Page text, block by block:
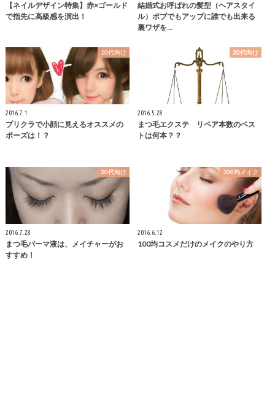
【ネイルデザイン特集】赤×ゴールド
で指先に高級感を演出！
結婚式お呼ばれの髪型（ヘアスタイ
ル）ボブでもアップに誰でも出来る
裏ワザを…
10代向け
2016.7.1
プリクラで小顔に見えるオススメの
ポーズは！？
20代向け
2016.5.28
まつ毛エクステ リペア本数のベス
トは何本？？
20代向け
2016.7.28
まつ毛パーマ液は、メイチャーがお
すすめ！
100均メイク
2016.6.12
100均コスメだけのメイクのやり方